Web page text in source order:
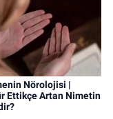
Nörolojisi |
Ettikçe Artan Nimetin